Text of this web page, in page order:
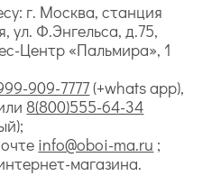
г. Москва, станция
ул. Ф.Энгельса, д.75,
Центр «Пальмира», 1
909-7777(+whats app),
8(800)555-64-34
info@oboi-ma.ru ;
магазина.